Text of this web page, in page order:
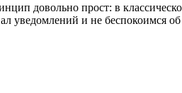
довольно прост: в
и не беспокоимся